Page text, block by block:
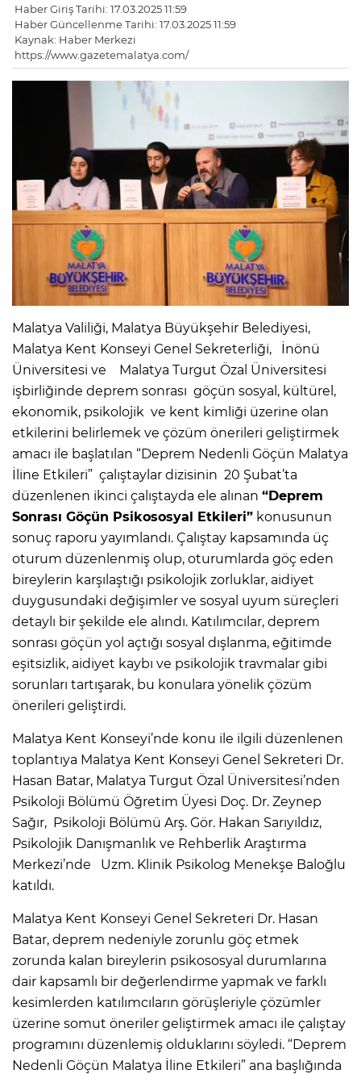
Haber Giriş Tarihi: 17.03.2025 11:59
Haber Güncellenme Tarihi: 17.03.2025 11:59
Kaynak: Haber Merkezi
https://www.gazetemalatya.com/
Malatya Valiliği, Malatya Büyükşehir Belediyesi,
Malatya Kent Konseyi Genel Sekreterliği, İnönü
Üniversitesi ve Malatya Turgut Özal Üniversitesi
işbirliğinde deprem sonrası göçün sosyal, kültürel,
ekonomik, psikolojik ve kent kimliği üzerine olan
etkilerini belirlemek ve çözüm önerileri geliştirmek
amacı ile başlatılan “Deprem Nedenli Göçün Malatya
İline Etkileri” çalıştaylar dizisinin 20 Şubat’ta
düzenlenen ikinci çalıştayda ele alınan “Deprem
Sonrası Göçün Psikososyal Etkileri” konusunun
sonuç raporu yayımlandı. Çalıştay kapsamında üç
oturum düzenlenmiş olup, oturumlarda göç eden
bireylerin karşılaştığı psikolojik zorluklar, aidiyet
duygusundaki değişimler ve sosyal uyum süreçleri
detaylı bir şekilde ele alındı. Katılımcılar, deprem
sonrası göçün yol açtığı sosyal dışlanma, eğitimde
eşitsizlik, aidiyet kaybı ve psikolojik travmalar gibi
sorunları tartışarak, bu konulara yönelik çözüm
önerileri geliştirdi.
Malatya Kent Konseyi’nde konu ile ilgili düzenlenen
toplantıya Malatya Kent Konseyi Genel Sekreteri Dr.
Hasan Batar, Malatya Turgut Özal Üniversitesi’nden
Psikoloji Bölümü Öğretim Üyesi Doç. Dr. Zeynep
Sağır, Psikoloji Bölümü Arş. Gör. Hakan Sarıyıldız,
Psikolojik Danışmanlık ve Rehberlik Araştırma
Merkezi’nde Uzm. Klinik Psikolog Menekşe Baloğlu
katıldı.
Malatya Kent Konseyi Genel Sekreteri Dr. Hasan
Batar, deprem nedeniyle zorunlu göç etmek
zorunda kalan bireylerin psikososyal durumlarına
dair kapsamlı bir değerlendirme yapmak ve farklı
kesimlerden katılımcıların görüşleriyle çözümler
üzerine somut öneriler geliştirmek amacı ile çalıştay
programını düzenlemiş olduklarını söyledi. “Deprem
Nedenli Göçün Malatya İline Etkileri” ana başlığında